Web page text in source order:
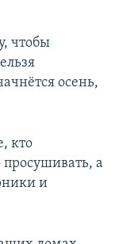
чтобы
осень,
кто
а
и